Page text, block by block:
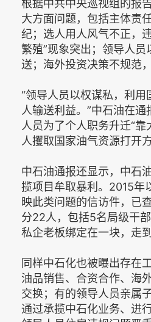
根据中共中央巡视组的报
大方面问题，包括主体责
纪；选人用人风气不正，
繁殖”现象突出；领导人员
送；海外投资决策不规范
“领导人员以权谋私，利用
人输送利益。”中石油在
人员为了个人职务升迁“
人攫取国家油气资源打开
中石油通报还显示，中石
揽项目牟取暴利。2015年
映此类问题的信访件，已
分22人，包括5名局级干
私企老板绑定在一块，走
同样中石化也被曝出存在
油品销售、合资合作、海
交换；有的领导人员亲属
通过承揽中石化业务、进